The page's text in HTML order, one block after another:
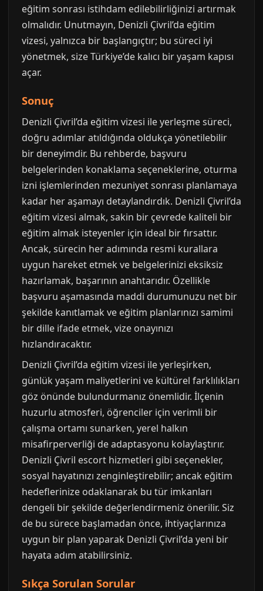
eğitim sonrası istihdam edilebilirliğinizi artırmak
olmalıdır. Unutmayın, Denizli Çivril’da eğitim
vizesi, yalnızca bir başlangıçtır; bu süreci iyi
yönetmek, size Türkiye’de kalıcı bir yaşam kapısı
açar.
Sonuç
Denizli Çivril’da eğitim vizesi ile yerleşme süreci,
doğru adımlar atıldığında oldukça yönetilebilir
bir deneyimdir. Bu rehberde, başvuru
belgelerinden konaklama seçeneklerine, oturma
izni işlemlerinden mezuniyet sonrası planlamaya
kadar her aşamayı detaylandırdık. Denizli Çivril’da
eğitim vizesi almak, sakin bir çevrede kaliteli bir
eğitim almak isteyenler için ideal bir fırsattır.
Ancak, sürecin her adımında resmi kurallara
uygun hareket etmek ve belgelerinizi eksiksiz
hazırlamak, başarının anahtarıdır. Özellikle
başvuru aşamasında maddi durumunuzu net bir
şekilde kanıtlamak ve eğitim planlarınızı samimi
bir dille ifade etmek, vize onayınızı
hızlandıracaktır.
Denizli Çivril’da eğitim vizesi ile yerleşirken,
günlük yaşam maliyetlerini ve kültürel farklılıkları
göz önünde bulundurmanız önemlidir. İlçenin
huzurlu atmosferi, öğrenciler için verimli bir
çalışma ortamı sunarken, yerel halkın
misafirperverliği de adaptasyonu kolaylaştırır.
Denizli Çivril escort hizmetleri gibi seçenekler,
sosyal hayatınızı zenginleştirebilir; ancak eğitim
hedeflerinize odaklanarak bu tür imkanları
dengeli bir şekilde değerlendirmeniz önerilir. Siz
de bu sürece başlamadan önce, ihtiyaçlarınıza
uygun bir plan yaparak Denizli Çivril’da yeni bir
hayata adım atabilirsiniz.
Sıkça Sorulan Sorular